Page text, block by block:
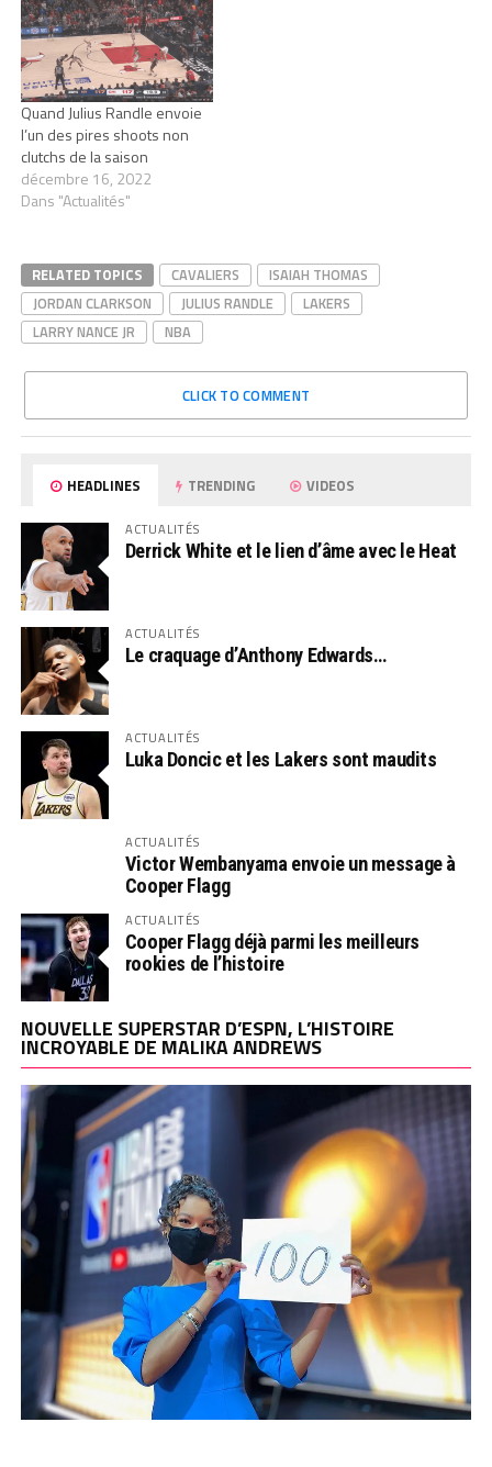
Quand Julius Randle envoie
l’un des pires shoots non
clutchs de la saison
décembre 16, 2022
Dans "Actualités"
RELATED TOPICS CAVALIERS
ISAIAH THOMAS
JORDAN CLARKSON
JULIUS RANDLE
LAKERS
LARRY NANCE JR
NBA
CLICK TO COMMENT
HEADLINES TRENDING VIDEOS
ACTUALITÉS
Derrick White et le lien d’âme avec le Heat
ACTUALITÉS
Le craquage d’Anthony Edwards…
ACTUALITÉS
Luka Doncic et les Lakers sont maudits
ACTUALITÉS
Victor Wembanyama envoie un message à
Cooper Flagg
ACTUALITÉS
Cooper Flagg déjà parmi les meilleurs
rookies de l’histoire
NOUVELLE SUPERSTAR D’ESPN, L’HISTOIRE
INCROYABLE DE MALIKA ANDREWS